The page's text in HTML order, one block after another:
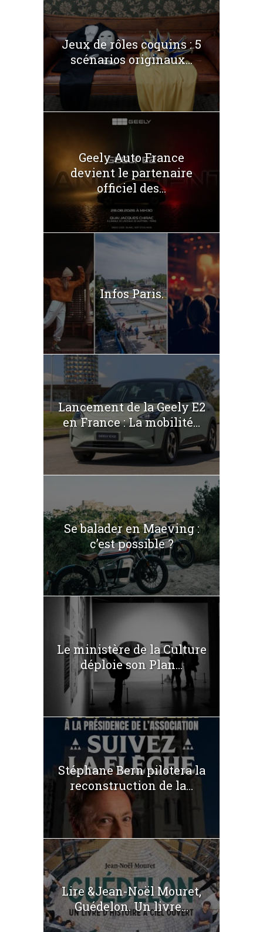
Jeux de rôles coquins : 5
scénarios originaux...
Geely Auto France
devient le partenaire
officiel des...
Infos Paris.
Lancement de la Geely E2
en France : La mobilité...
Se balader en Maeving :
c’est possible ?
Le ministère de la Culture
déploie son Plan...
Stéphane Bern pilotera la
reconstruction de la...
Lire &Jean-Noël Mouret,
Guédelon. Un livre...